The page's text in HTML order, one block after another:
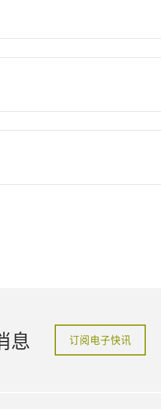
息 订阅电子快讯